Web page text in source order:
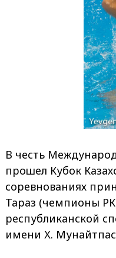
В честь
прошел Кубок
соревнованиях
Тараз (чемпионы
республиканской
имени Х.